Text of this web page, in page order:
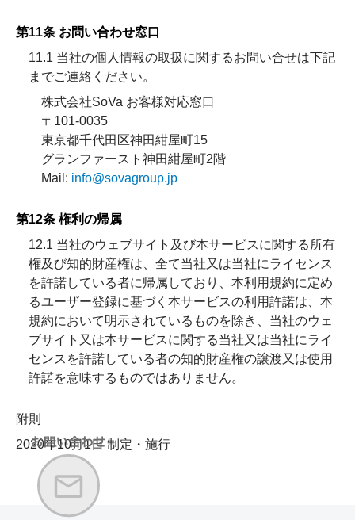
第11条 お問い合わせ窓口
11.1 当社の個人情報の取扱に関するお問い合せは下記
までご連絡ください。
株式会社SoVa お客様対応窓口
〒101-0035
東京都千代田区神田紺屋町15
グランファースト神田紺屋町2階
Mail: info@sovagroup.jp
第12条 権利の帰属
12.1 当社のウェブサイト及び本サービスに関する所有
権及び知的財産権は、全て当社又は当社にライセンス
を許諾している者に帰属しており、本利用規約に定め
るユーザー登録に基づく本サービスの利用許諾は、本
規約において明示されているものを除き、当社のウェ
ブサイト又は本サービスに関する当社又は当社にライ
センスを許諾している者の知的財産権の譲渡又は使用
許諾を意味するものではありません。
附則
2020年10月1日 制定・施行